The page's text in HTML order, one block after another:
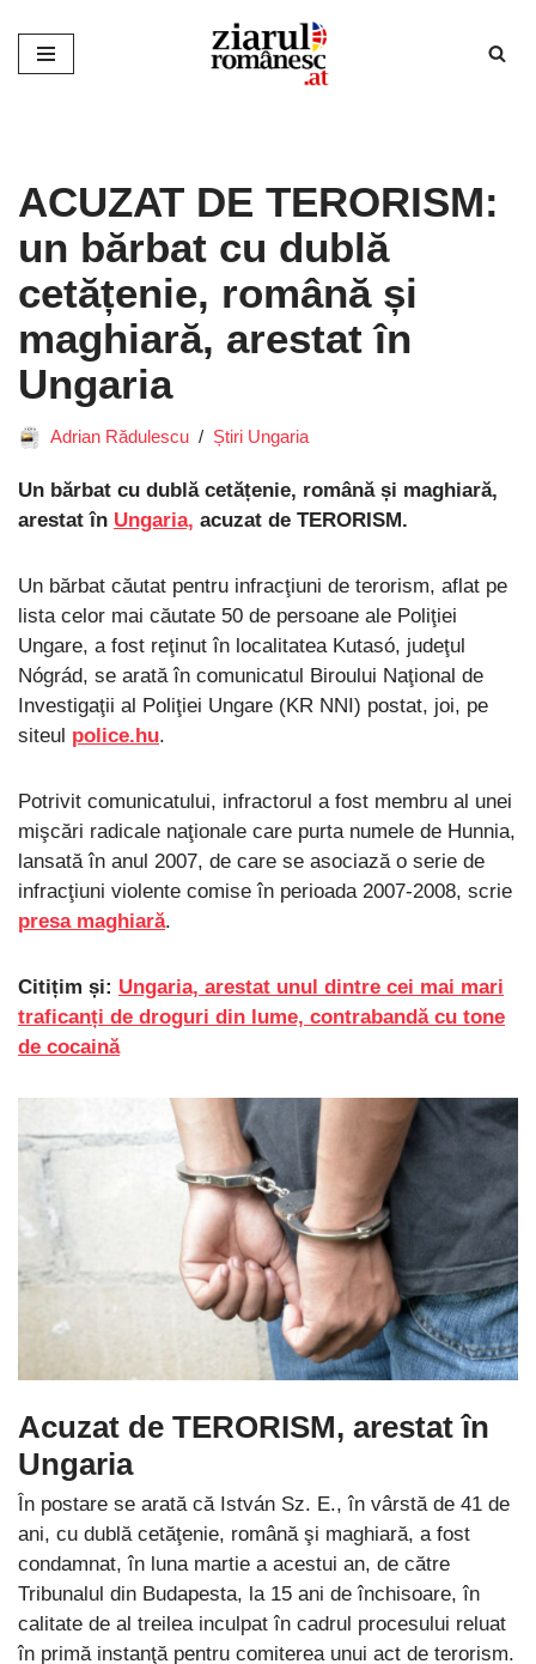
Sari
ACUZAT DE TERORISM:
un bărbat cu dublă
cetățenie, română și
maghiară, arestat în
Ungaria
Adrian Rădulescu Știri Ungaria
Un bărbat cu dublă cetățenie, română și maghiară,
arestat în Ungaria, acuzat de TERORISM.
Un bărbat căutat pentru infracţiuni de terorism, aflat pe
lista celor mai căutate 50 de persoane ale Poliţiei
Ungare, a fost reţinut în localitatea Kutasó, judeţul
Nógrád, se arată în comunicatul Biroului Naţional de
Investigaţii al Poliţiei Ungare (KR NNI) postat, joi, pe
siteul police.hu.
Potrivit comunicatului, infractorul a fost membru al unei
mişcări radicale naţionale care purta numele de Hunnia,
lansată în anul 2007, de care se asociază o serie de
infracţiuni violente comise în perioada 2007-2008, scrie
presa maghiară.
Citițim și: Ungaria, arestat unul dintre cei mai mari
traficanți de droguri din lume, contrabandă cu tone
de cocaină
Acuzat de TERORISM, arestat în
Ungaria
În postare se arată că István Sz. E., în vârstă de 41 de
ani, cu dublă cetăţenie, română şi maghiară, a fost
condamnat, în luna martie a acestui an, de către
Tribunalul din Budapesta, la 15 ani de închisoare, în
calitate de al treilea inculpat în cadrul procesului reluat
în primă instanţă pentru comiterea unui act de terorism.